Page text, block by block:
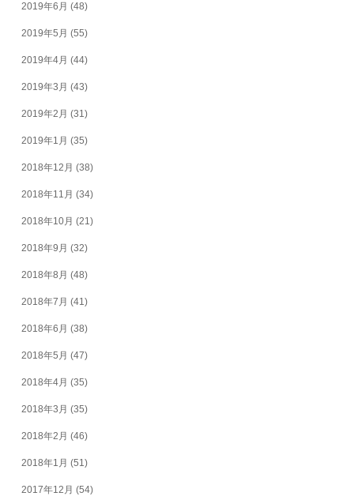
2019年6月 (48)
2019年5月 (55)
2019年4月 (44)
2019年3月 (43)
2019年2月 (31)
2019年1月 (35)
2018年12月 (38)
2018年11月 (34)
2018年10月 (21)
2018年9月 (32)
2018年8月 (48)
2018年7月 (41)
2018年6月 (38)
2018年5月 (47)
2018年4月 (35)
2018年3月 (35)
2018年2月 (46)
2018年1月 (51)
2017年12月 (54)